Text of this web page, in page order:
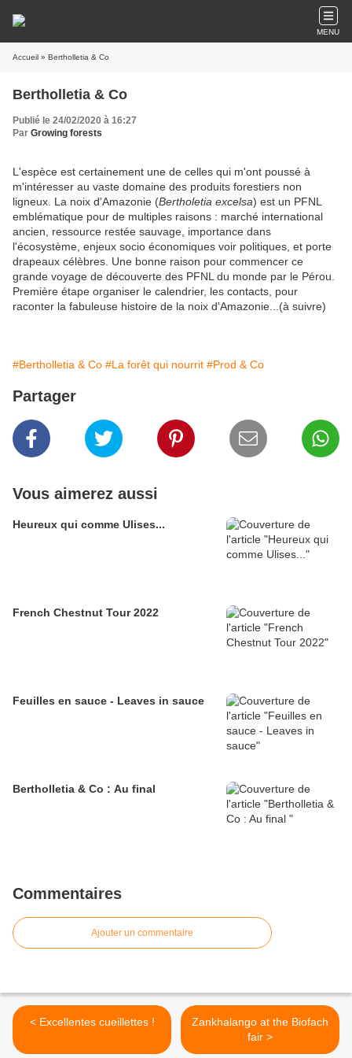
MENU
Accueil » Bertholletia & Co
Bertholletia & Co
Publié le 24/02/2020 à 16:27
Par Growing forests
L'espèce est certainement une de celles qui m'ont poussé à
m'intéresser au vaste domaine des produits forestiers non
ligneux. La noix d'Amazonie (Bertholetia excelsa) est un PFNL
emblématique pour de multiples raisons : marché international
ancien, ressource restée sauvage, importance dans
l'écosystème, enjeux socio économiques voir politiques, et porte
drapeaux célèbres. Une bonne raison pour commencer ce
grande voyage de découverte des PFNL du monde par le Pérou.
Première étape organiser le calendrier, les contacts, pour
raconter la fabuleuse histoire de la noix d'Amazonie...(à suivre)
#Bertholletia & Co #La forêt qui nourrit #Prod & Co
Partager
Vous aimerez aussi
Heureux qui comme Ulises...
French Chestnut Tour 2022
Feuilles en sauce - Leaves in sauce
Bertholletia & Co : Au final
Commentaires
Ajouter un commentaire
< Excellentes cueillettes !
Zankhalango at the Biofach
fair >